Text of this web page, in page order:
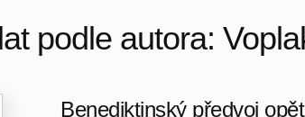
podle autora:
Benediktinský předvoj